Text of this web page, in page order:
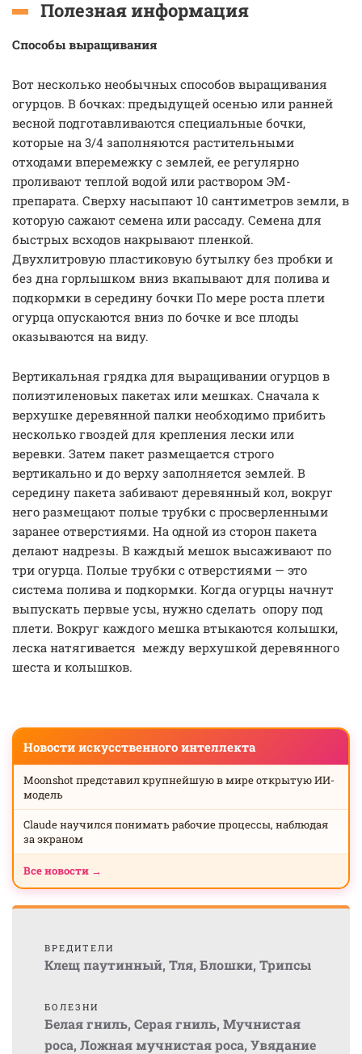
Полезная информация
Способы выращивания
Вот несколько необычных способов выращивания
огурцов. В бочках: предыдущей осенью или ранней
весной подготавливаются специальные бочки,
которые на 3/4 заполняются растительными
отходами вперемежку с землей, ее регулярно
проливают теплой водой или раствором ЭМ-
препарата. Сверху насыпают 10 сантиметров земли, в
которую сажают семена или рассаду. Семена для
быстрых всходов накрывают пленкой.
Двухлитровую пластиковую бутылку без пробки и
без дна горлышком вниз вкапывают для полива и
подкормки в середину бочки По мере роста плети
огурца опускаются вниз по бочке и все плоды
оказываются на виду.
Вертикальная грядка для выращивании огурцов в
полиэтиленовых пакетах или мешках. Сначала к
верхушке деревянной палки необходимо прибить
несколько гвоздей для крепления лески или
веревки. Затем пакет размещается строго
вертикально и до верху заполняется землей. В
середину пакета забивают деревянный кол, вокруг
него размещают полые трубки с просверленными
заранее отверстиями. На одной из сторон пакета
делают надрезы. В каждый мешок высаживают по
три огурца. Полые трубки с отверстиями — это
система полива и подкормки. Когда огурцы начнут
выпускать первые усы, нужно сделать опору под
плети. Вокруг каждого мешка втыкаются колышки,
леска натягивается между верхушкой деревянного
шеста и колышков.
Новости искусственного интеллекта
Moonshot представил крупнейшую в мире открытую ИИ-
модель
Claude научился понимать рабочие процессы, наблюдая
за экраном
Все новости →
ВРЕДИТЕЛИ
Клещ паутинный, Тля, Блошки, Трипсы
БОЛЕЗНИ
Белая гниль, Серая гниль, Мучнистая
роса, Ложная мучнистая роса, Увядание